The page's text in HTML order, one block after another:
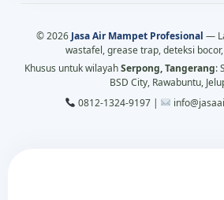
© 2026 Jasa Air Mampet Profesional —
wastafel, grease trap, deteksi
Khusus untuk wilayahSerpong, Tangerang:
BSD City, Rawabuntu,
0812-1324-9197 |